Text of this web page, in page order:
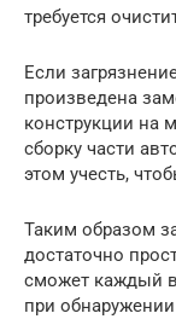
требуется
Если
произведена
конструкции на
сборку части
этом учесть,
Таким образом
достаточно
сможет каждый
при